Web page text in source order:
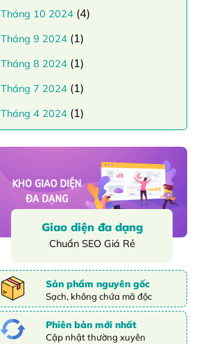
Tháng 10 2024 (4)
Tháng 9 2024 (1)
Tháng 8 2024 (1)
Tháng 7 2024 (1)
Tháng 4 2024 (1)
Giao diện đa dạng
Chuẩn SEO Giá Rẻ
Sản phẩm nguyên gốc
Sạch, không chứa mã độc
Phiên bản mới nhất
Cập nhật thường xuyên